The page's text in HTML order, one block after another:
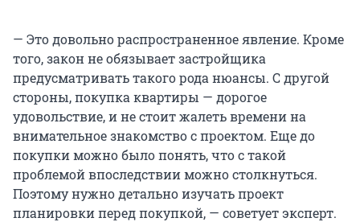
— Это довольно распространенное явление. Кроме
того, закон не обязывает застройщика
предусматривать такого рода нюансы. С другой
стороны, покупка квартиры — дорогое
удовольствие, и не стоит жалеть времени на
внимательное знакомство с проектом. Еще до
покупки можно было понять, что с такой
проблемой впоследствии можно столкнуться.
Поэтому нужно детально изучать проект
планировки перед покупкой, — советует эксперт.